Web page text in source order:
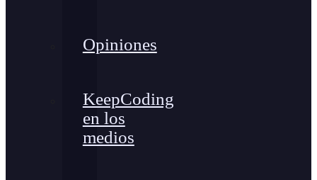
Opiniones
KeepCoding
en los
medios